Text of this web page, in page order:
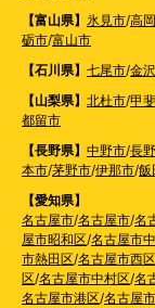
【富山県】 氷見市/高
砺市/富山市
【石川県】 七尾市/金
【山梨県】 北杜市/甲
都留市
【長野県】 中野市/長
本市/茅野市/伊那市/飯
【愛知県】
名古屋市/名古屋市/名
屋市昭和区/名古屋市
市熱田区/名古屋市西区
区/名古屋市中村区/名
名古屋市港区/名古屋